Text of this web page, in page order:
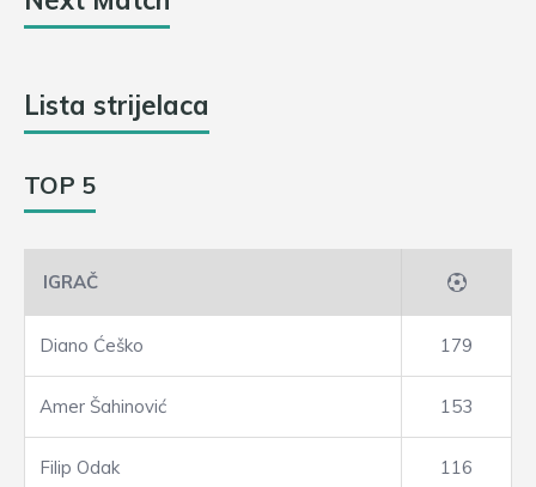
Lista strijelaca
TOP 5
IGRAČ
Diano Ćeško 179
Amer Šahinović 153
Filip Odak 116